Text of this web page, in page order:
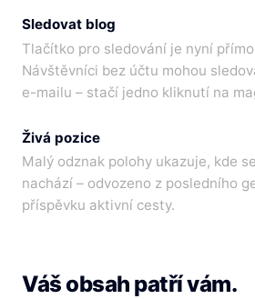
Sledovat blog
Tlačítko pro sledování je nyní
Návštěvníci bez účtu mohou
e-mailu – stačí jedno kliknutí na
Živá pozice
Malý odznak polohy ukazuje, kde
nachází – odvozeno z posledního
příspěvku aktivní cesty.
Váš obsah patří vám.